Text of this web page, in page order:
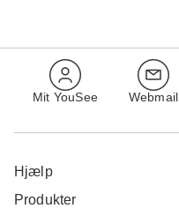
Mit YouSee Webmail
Hjælp
Produkter